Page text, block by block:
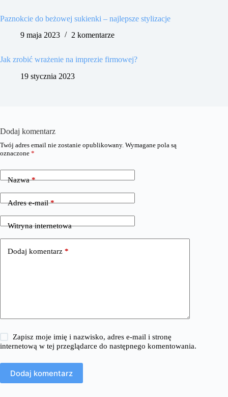
Paznokcie do beżowej sukienki – najlepsze stylizacje
9 maja 2023
2 komentarze
Jak zrobić wrażenie na imprezie firmowej?
19 stycznia 2023
Dodaj komentarz
Twój adres email nie zostanie opublikowany. Wymagane pola są
oznaczone *
Nazwa*
Adres e-mail*
Witryna internetowa
Dodaj komentarz *
Zapisz moje imię i nazwisko, adres e-mail i stronę
internetową w tej przeglądarce do następnego komentowania.
Dodaj komentarz